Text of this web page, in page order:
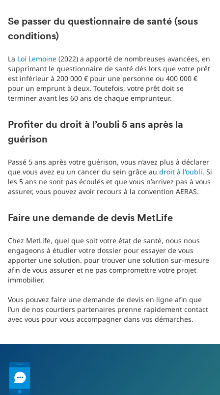
Se passer du questionnaire de santé (sous
conditions)
La Loi Lemoine (2022) a apporté de nombreuses avancées, en
supprimant le questionnaire de santé dès lors que votre prêt
est inférieur à 200 000 € pour une personne ou 400 000 €
pour un emprunt à deux. Toutefois, votre prêt doit se
terminer avant les 60 ans de chaque emprunteur.
Profiter du droit à l’oubli 5 ans après la
guérison
Passé 5 ans après votre guérison, vous n’avez plus à déclarer
que vous avez eu un cancer du sein grâce au droit à l'oubli. Si
les 5 ans ne sont pas écoulés et que vous n’arrivez pas à vous
assurer, vous pouvez avoir recours à la convention AERAS.
Faire une demande de devis MetLife
Chez MetLife, quel que soit votre état de santé, nous nous
engageons à étudier votre dossier pour essayer de vous
apporter une solution. pour trouver une solution sur-mesure
afin de vous assurer et ne pas compromettre votre projet
immobilier.
Vous pouvez faire une demande de devis en ligne afin que
l’un de nos courtiers partenaires prenne rapidement contact
avec vous pour vous accompagner dans vos démarches.